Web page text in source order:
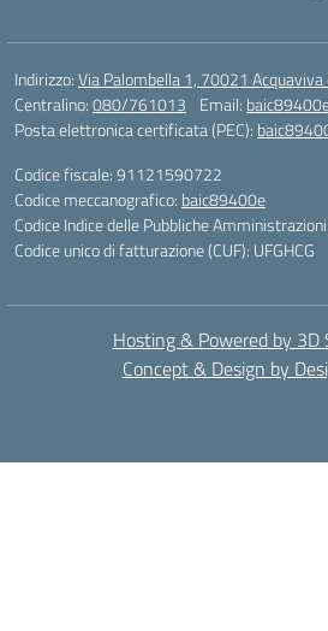
Indirizzo:Via Palombella 1, 70021 Acquaviva
Centralino:080/761013 Email:
Posta elettronica certificata (PEC):
Codice fiscale: 91121590722
Codice meccanografico: baic89400e
Codice Indice delle Pubbliche
Codice unico di fatturazione (CUF): UFGHCG
Hosting & Powered by 3D
Concept & Design by